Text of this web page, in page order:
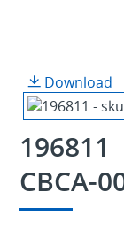
Download
196811
CBCA-